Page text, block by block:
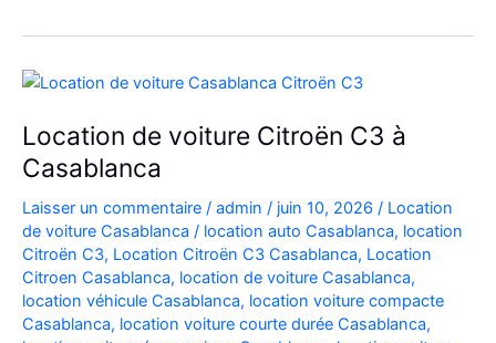
Diesel
à
Casablanca
:
Louer
Facilement
Location de voiture Citroën C3 à
Casablanca
Laisser un commentaire / admin / juin 10, 2026 / Location
de voiture Casablanca / location auto Casablanca, location
Citroën C3, Location Citroën C3 Casablanca, Location
Citroen Casablanca, location de voiture Casablanca,
location véhicule Casablanca, location voiture compacte
Casablanca, location voiture courte durée Casablanca,